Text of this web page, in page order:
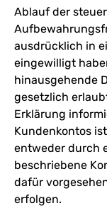
Ablauf der
ausdrücklich in
eingewilligt
hinausgehende
gesetzlich
Erklärung
Kundenkontos
entweder durch
beschriebene
dafür
erfolgen.